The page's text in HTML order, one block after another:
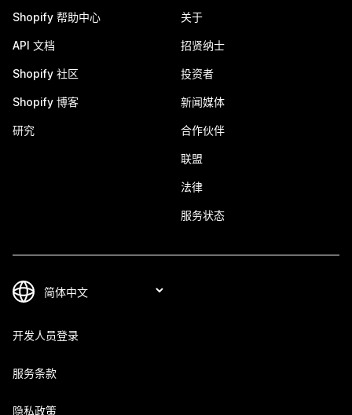
Shopify 帮助中心
API 文档
Shopify 社区
Shopify 博客
研究
关于
招贤纳士
投资者
新闻媒体
合作伙伴
联盟
法律
服务状态
开发人员登录
服务条款
隐私政策